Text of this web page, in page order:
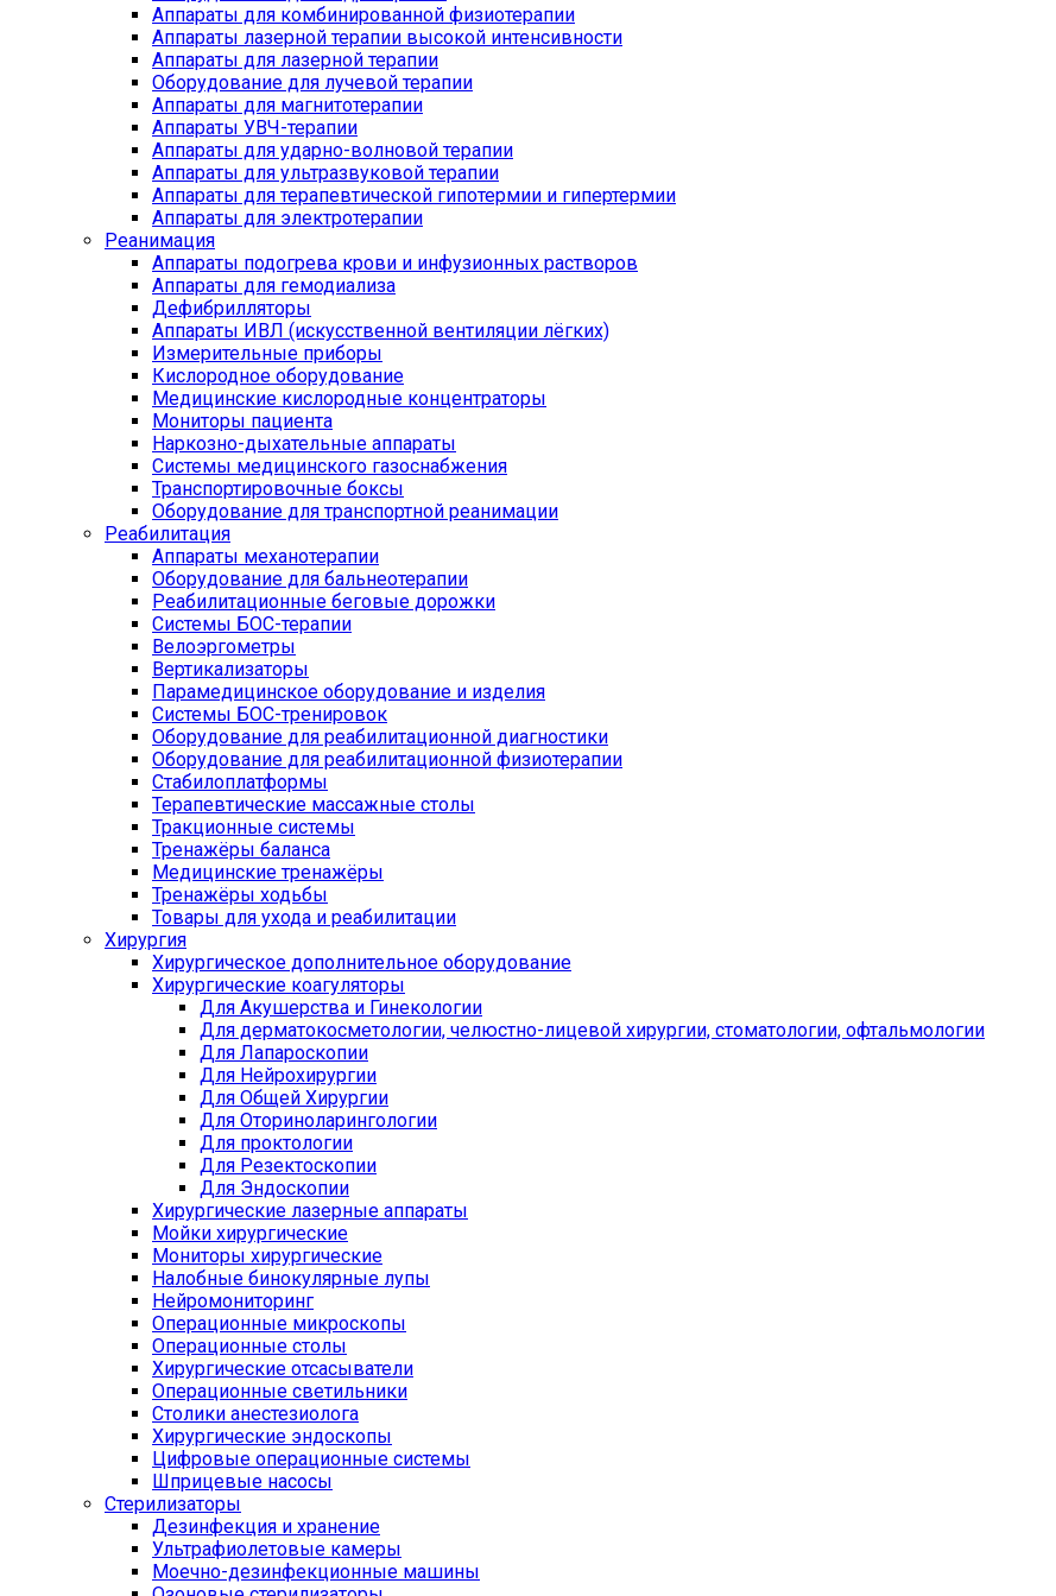
Аппараты для комбинированной физиотерапии
Аппараты лазерной терапии высокой интенсивности
Аппараты для лазерной терапии
Оборудование для лучевой терапии
Аппараты для магнитотерапии
Аппараты УВЧ-терапии
Аппараты для ударно-волновой терапии
Аппараты для ультразвуковой терапии
Аппараты для терапевтической гипотермии и гипертермии
Аппараты для электротерапии
Реанимация
Аппараты подогрева крови и инфузионных растворов
Аппараты для гемодиализа
Дефибрилляторы
Аппараты ИВЛ (искусственной вентиляции лёгких)
Измерительные приборы
Кислородное оборудование
Медицинские кислородные концентраторы
Мониторы пациента
Наркозно-дыхательные аппараты
Системы медицинского газоснабжения
Транспортировочные боксы
Оборудование для транспортной реанимации
Реабилитация
Аппараты механотерапии
Оборудование для бальнеотерапии
Реабилитационные беговые дорожки
Системы БОС-терапии
Велоэргометры
Вертикализаторы
Парамедицинское оборудование и изделия
Системы БОС-тренировок
Оборудование для реабилитационной диагностики
Оборудование для реабилитационной физиотерапии
Стабилоплатформы
Терапевтические массажные столы
Тракционные системы
Тренажёры баланса
Медицинские тренажёры
Тренажёры ходьбы
Товары для ухода и реабилитации
Хирургия
Хирургическое дополнительное оборудование
Хирургические коагуляторы
Для Акушерства и Гинекологии
Для дерматокосметологии, челюстно-лицевой хирургии, стоматологии, офтальмологии
Для Лапароскопии
Для Нейрохирургии
Для Общей Хирургии
Для Оториноларингологии
Для проктологии
Для Резектоскопии
Для Эндоскопии
Хирургические лазерные аппараты
Мойки хирургические
Мониторы хирургические
Налобные бинокулярные лупы
Нейромониторинг
Операционные микроскопы
Операционные столы
Хирургические отсасыватели
Операционные светильники
Столики анестезиолога
Хирургические эндоскопы
Цифровые операционные системы
Шприцевые насосы
Стерилизаторы
Дезинфекция и хранение
Ультрафиолетовые камеры
Моечно-дезинфекционные машины